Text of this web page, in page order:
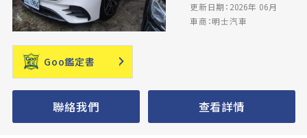
更新日期：2026年 06月
車商：明士汽車
Goo鑑定書
聯絡我們 查看詳情